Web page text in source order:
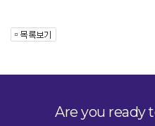
Are you ready